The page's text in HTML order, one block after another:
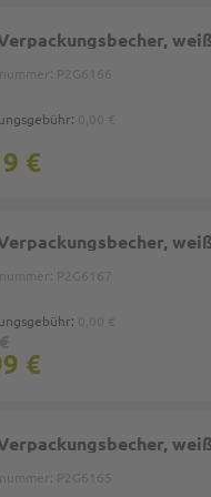
€
€